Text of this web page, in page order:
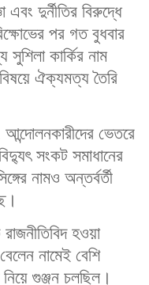
এবং দুর্নীতির বিরুদ্ধে
পর গত বুধবার
কার্কির নাম
ঐক্যমত্য তৈরি
ভেতরে
সংকট সমাধানের
নামও অন্তর্বর্তী
হওয়া
নামেই বেশি
গুঞ্জন চলছিল।